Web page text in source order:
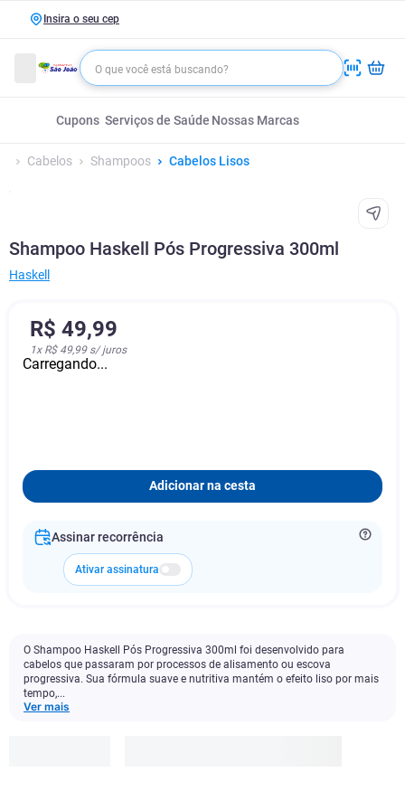
Insira o seu cep
Cupons Serviços de Saúde Nossas Marcas
Cabelos Shampoos Cabelos Lisos
Shampoo Haskell Pós Progressiva 300ml
Haskell
R$ 49,99
1x R$ 49,99s/ juros
Carregando...
Adicionar na cesta
Assinar recorrência
Ativar assinatura
O Shampoo Haskell Pós Progressiva 300ml foi desenvolvido para
cabelos que passaram por processos de alisamento ou escova
progressiva. Sua fórmula suave e nutritiva mantém o efeito liso por mais
tempo,...
Ver mais